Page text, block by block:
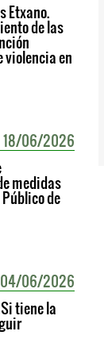
Etxano.
de las
violencia en
18/06/2026
medidas
de
04/06/2026
tiene la